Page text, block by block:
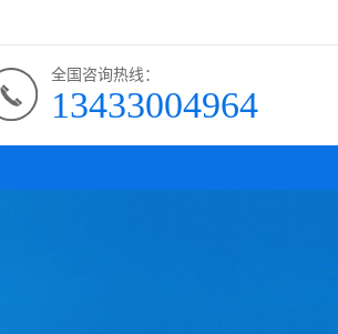
全国咨询热线：
13433004964